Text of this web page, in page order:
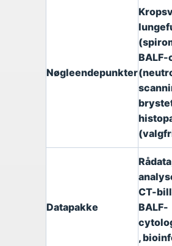
Nøgleendepunkter
Datapakke
CT-
BALF-
,